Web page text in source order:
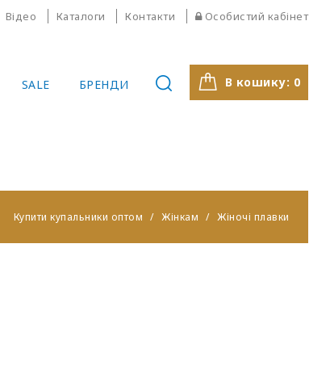
Відео Каталоги Контакти Особистий кабінет
В кошику: 0
SALE БРЕНДИ
Купити купальники оптом Жінкам Жіночі плавки